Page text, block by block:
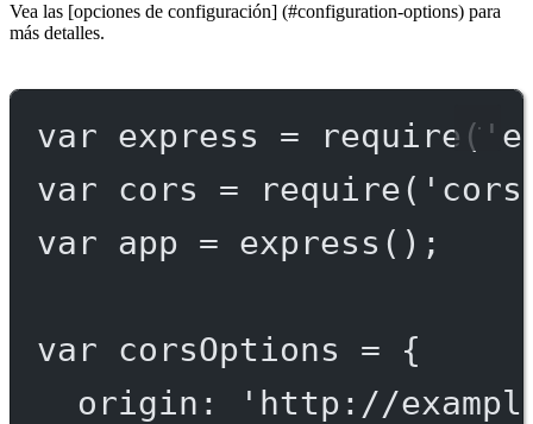
Vea las [opciones de configuración] (#configuration-options) para
más detalles.
var express = require (
var cors = require(
var app = express ();
var corsOptions = {
origin:
'http://